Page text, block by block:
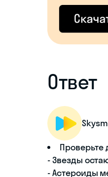
Ответ
Проверьте
- Звезды
- Астероиды